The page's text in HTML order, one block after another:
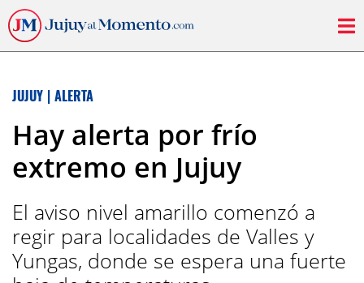
JUJUY | ALERTA
Hay alerta por frío
extremo en Jujuy
El aviso nivel amarillo comenzó a
regir para localidades de Valles y
Yungas, donde se espera una fuerte